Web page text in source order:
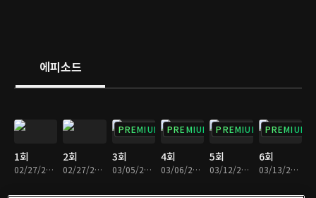
에피소드
1회
02/27/2014 • 59분
2회
02/27/2014 • 59분
PREMIUM
3회
03/05/2014 • 1시간 2분
PREMIUM
4회
03/06/2014 • 1시간 3분
PREMIUM
5회
03/12/2014 • 1시간 3분
PREMIUM
6회
03/13/2014 • 1시간 3분